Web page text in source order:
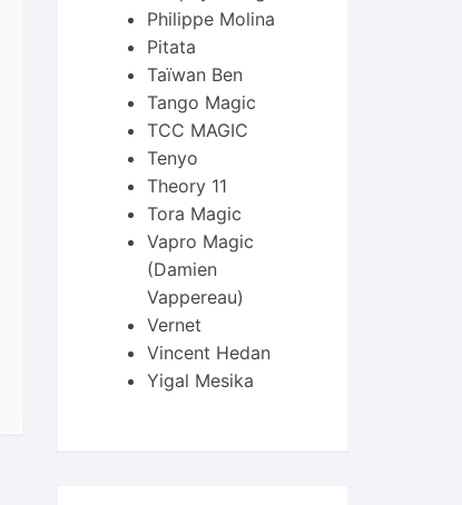
Philippe Molina
Pitata
Taïwan Ben
Tango Magic
TCC MAGIC
Tenyo
Theory 11
Tora Magic
Vapro Magic
(Damien
Vappereau)
Vernet
Vincent Hedan
Yigal Mesika